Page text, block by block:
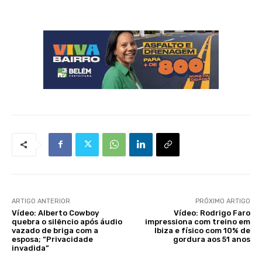
ARTIGO ANTERIOR
Vídeo: Alberto Cowboy
quebra o silêncio após áudio
vazado de briga com a
esposa; “Privacidade
invadida”
PRÓXIMO ARTIGO
Vídeo: Rodrigo Faro
impressiona com treino em
Ibiza e físico com 10% de
gordura aos 51 anos